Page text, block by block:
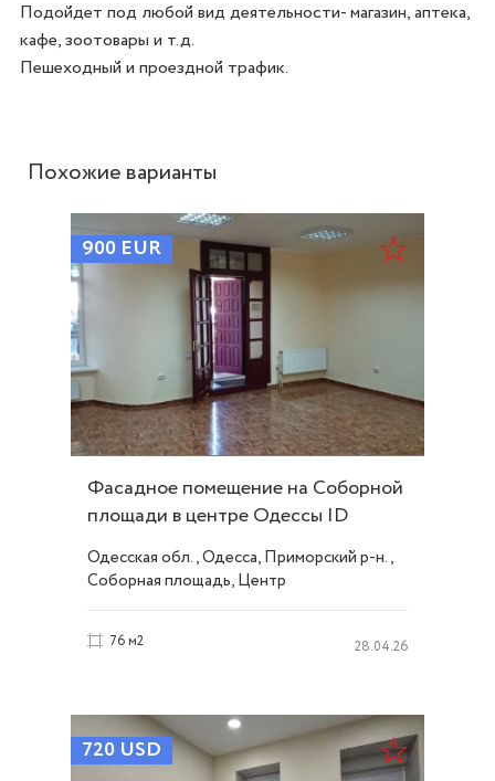
Подойдет под любой вид деятельности- магазин, аптека,
кафе, зоотовары и т.д.
Похожие варианты
900 EUR
Фасадное помещение на Соборной
площади в центре Одессы ID
43827
Одесская обл., Одесса, Приморский р-н.,
Соборная площадь, Центр
76 м2 28.04.26
720 USD